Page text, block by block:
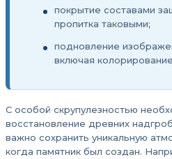
покрытие составами
пропитка таковыми;
подновление
включая
С особой скрупулезностью
восстановление древних
важно сохранить уникальную
когда памятник был создан.